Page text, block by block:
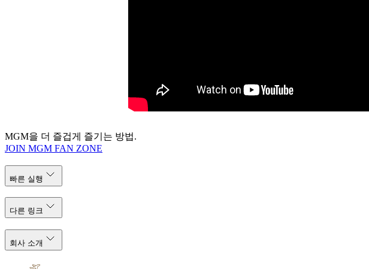
MGM을 더 즐겁게 즐기는 방법.
JOIN MGM FAN ZONE
빠른 실행
다른 링크
회사 소개